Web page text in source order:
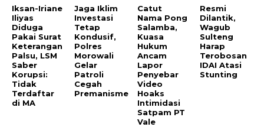
Iksan-Iriane
Iliyas
Diduga
Pakai Surat
Keterangan
Palsu, LSM
Saber
Korupsi:
Tidak
Terdaftar
di MA
Jaga Iklim
Investasi
Tetap
Kondusif,
Polres
Morowali
Gelar
Patroli
Cegah
Premanisme
Catut
Nama Pong
Salamba,
Kuasa
Hukum
Ancam
Lapor
Penyebar
Video
Hoaks
Intimidasi
Satpam PT
Vale
Resmi
Dilantik,
Wagub
Sulteng
Harap
Terobosan
IDAI Atasi
Stunting